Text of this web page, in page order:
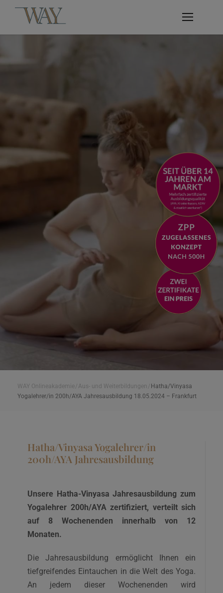
WAY Onlineakademie/ Aus- und Weiterbildungen / Hatha/Vinyasa
Yogalehrer/in 200h/AYA Jahresausbildung 18.05.2024 – Frankfurt
Hatha/Vinyasa Yogalehrer/in
200h/AYA Jahresausbildung
Unsere Hatha-Vinyasa Jahresausbildung zum
Yogalehrer 200h/AYA zertifiziert, verteilt sich
auf 8 Wochenenden innerhalb von 12
Monaten.
Die Jahresausbildung ermöglicht Ihnen ein
tiefgreifendes Eintauchen in die Welt des Yoga.
An jedem dieser Wochenenden wird